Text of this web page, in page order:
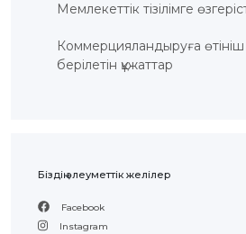
Мемлекеттік тізілімге
Коммерцияландыруға өтініш
берілетін құжаттар
Біздің әлеуметтік желілер
Facebook
Instagram